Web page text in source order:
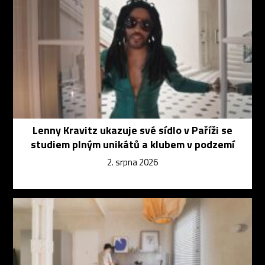
Lenny Kravitz ukazuje své sídlo v Paříži se
studiem plným unikátů a klubem v podzemí
2. srpna 2026